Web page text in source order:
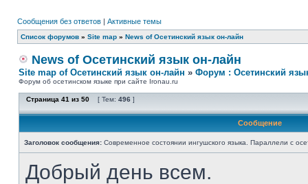
Сообщения без ответов | Активные темы
Список форумов » Site map » News of Осетинский язык он-лайн
News of Осетинский язык он-лайн
Site map of Осетинский язык он-лайн » Форум : Осетинский
Форум об осетинском языке при сайте Ironau.ru
Страница 41 из 50 [ Тем: 496 ]
Сообщение
Заголовок сообщения: Современное состоянии ингушского языка. Параллели с
Добрый день всем.